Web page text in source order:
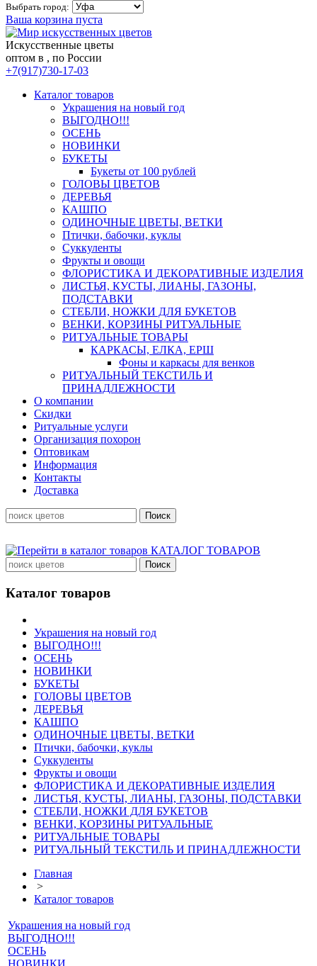
Выбрать город:
Ваша корзина пуста
Искусственные цветы
оптом в , по России
+7(917)730-17-03
Каталог товаров
Украшения на новый год
ВЫГОДНО!!!
ОСЕНЬ
НОВИНКИ
БУКЕТЫ
Букеты от 100 рублей
ГОЛОВЫ ЦВЕТОВ
ДЕРЕВЬЯ
КАШПО
ОДИНОЧНЫЕ ЦВЕТЫ, ВЕТКИ
Птички, бабочки, куклы
Суккуленты
Фрукты и овощи
ФЛОРИСТИКА И ДЕКОРАТИВНЫЕ ИЗДЕЛИЯ
ЛИСТЬЯ, КУСТЫ, ЛИАНЫ, ГАЗОНЫ,
ПОДСТАВКИ
СТЕБЛИ, НОЖКИ ДЛЯ БУКЕТОВ
ВЕНКИ, КОРЗИНЫ РИТУАЛЬНЫЕ
РИТУАЛЬНЫЕ ТОВАРЫ
КАРКАСЫ, ЕЛКА, ЕРШ
Фоны и каркасы для венков
РИТУАЛЬНЫЙ ТЕКСТИЛЬ И
ПРИНАДЛЕЖНОСТИ
О компании
Скидки
Ритуальные услуги
Организация похорон
Оптовикам
Информация
Контакты
Доставка
КАТАЛОГ ТОВАРОВ
Каталог товаров
Украшения на новый год
ВЫГОДНО!!!
ОСЕНЬ
НОВИНКИ
БУКЕТЫ
ГОЛОВЫ ЦВЕТОВ
ДЕРЕВЬЯ
КАШПО
ОДИНОЧНЫЕ ЦВЕТЫ, ВЕТКИ
Птички, бабочки, куклы
Суккуленты
Фрукты и овощи
ФЛОРИСТИКА И ДЕКОРАТИВНЫЕ ИЗДЕЛИЯ
ЛИСТЬЯ, КУСТЫ, ЛИАНЫ, ГАЗОНЫ, ПОДСТАВКИ
СТЕБЛИ, НОЖКИ ДЛЯ БУКЕТОВ
ВЕНКИ, КОРЗИНЫ РИТУАЛЬНЫЕ
РИТУАЛЬНЫЕ ТОВАРЫ
РИТУАЛЬНЫЙ ТЕКСТИЛЬ И ПРИНАДЛЕЖНОСТИ
Главная
>
Каталог товаров
Украшения на новый год
ВЫГОДНО!!!
ОСЕНЬ